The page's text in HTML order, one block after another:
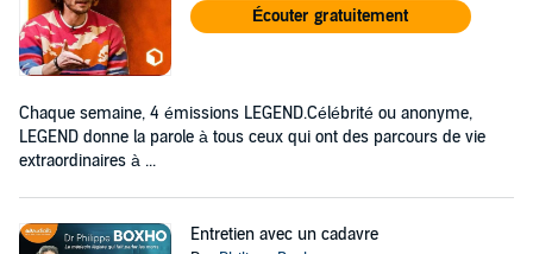
Écouter gratuitement
Chaque semaine, 4 émissions LEGEND.Célébrité ou anonyme,
LEGEND donne la parole à tous ceux qui ont des parcours de vie
extraordinaires à ...
Entretien avec un cadavre